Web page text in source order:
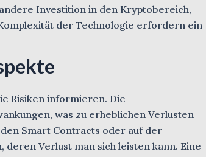
Investition in den Kryptobereich,
der Technologie erfordern ein
Risiken informieren. Die
was zu erheblichen Verlusten
Smart Contracts oder auf der
Verlust man sich leisten kann. Eine